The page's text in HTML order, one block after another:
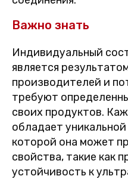
Важно знать
Индивидуальный
является
производителей и
требуют
своих продуктов.
обладает
которой она может
свойства, такие как
устойчивость к